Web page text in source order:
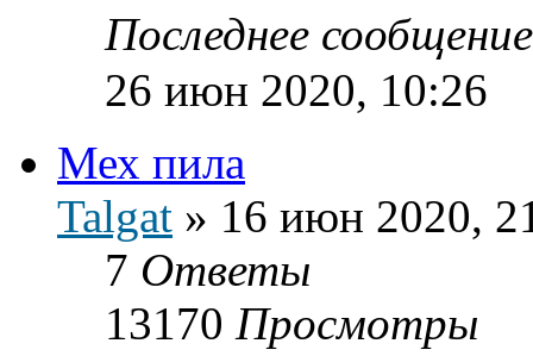
Последнее
26 июн 2020, 10:26
Мех пила
Talgat » 16 июн 2020,
7 Ответы
13170 Просмотры